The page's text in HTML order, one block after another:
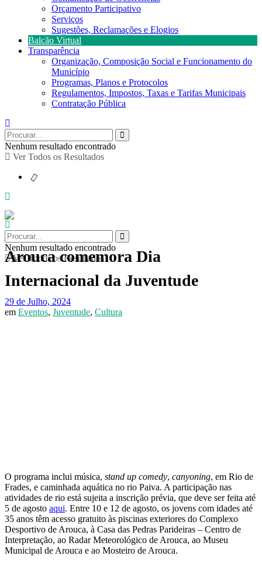
Orçamento Participativo
Serviços
Sugestões, Reclamações e Elogios
Balcão Virtual
Transparência
Organização, Composição Social e Funcionamento do
Município
Programas, Planos e Protocolos
Regulamentos, Impostos, Taxas e Tarifas Municipais
Contratação Pública
Nenhum resultado encontrado
Ver Todos os Resultados
Nenhum resultado encontrado
Ver Todos os Resultados
Arouca comemora Dia
Internacional da Juventude
29 de Julho, 2024
em Eventos, Juventude, Cultura
O programa inclui música, stand up comedy, canyoning, em Rio de
Frades, e caminhada aquática no rio Paiva. A participação nas
atividades de rio está sujeita a inscrição prévia, que deve ser feita até
5 de agosto aqui. Entre 10 e 12 de agosto, os jovens com idades até
35 anos têm acesso gratuito às piscinas exteriores do Complexo
Desportivo de Arouca, à Casa das Pedras Parideiras – Centro de
Interpretação, ao Radar Meteorológico de Arouca, ao Museu
Municipal de Arouca e ao Mosteiro de Arouca.